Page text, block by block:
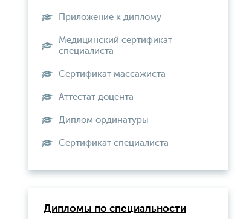
Приложение к диплому
Медицинский сертификат
специалиста
Сертификат массажиста
Аттестат доцента
Диплом ординатуры
Сертификат специалиста
Дипломы по специальности